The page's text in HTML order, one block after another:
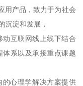
用产品，致力于为社会
沉淀和发展，
互联网线上线下结合
体系以及承接重点课题
的心理学解决方案提供